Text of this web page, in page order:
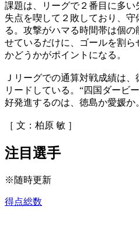
課題は、リーグで２番目に多
失点を喫して２敗しており、
る。攻撃がハマる時間帯は個
せているだけに、ゴールを割
かどうかがポイントになる。
Ｊリーグでの通算対戦成績は
リードしている。“四国ダービ
好発進するのは、徳島か愛媛か
［ 文：柏原 敏 ］
注目選手
※随時更新
得点総数